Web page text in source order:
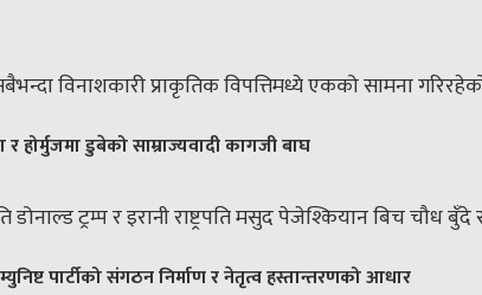
विनाशकारी प्राकृतिक विपत्तिमध्ये एकको सामना
होर्मुजमा डुबेको साम्राज्यवादी कागजी बाघ
ट्रम्प र इरानी राष्ट्रपति मसुद पेजेश्कियान बिच चौध बुँदे
पार्टीको संगठन निर्माण र नेतृत्व हस्तान्तरणको आधार